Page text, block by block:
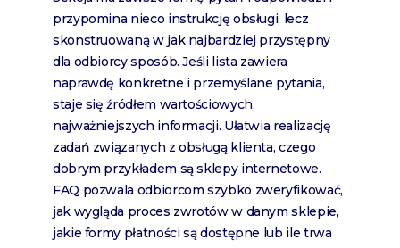
przypomina nieco instrukcję obsługi, lecz
skonstruowaną w jak najbardziej przystępny
dla odbiorcy sposób. Jeśli lista zawiera
naprawdę konkretne i przemyślane pytania,
staje się źródłem wartościowych,
najważniejszych informacji. Ułatwia realizację
zadań związanych z obsługą klienta, czego
dobrym przykładem są sklepy internetowe.
FAQ pozwala odbiorcom szybko zweryfikować,
jak wygląda proces zwrotów w danym sklepie,
jakie formy płatności są dostępne lub ile trwa